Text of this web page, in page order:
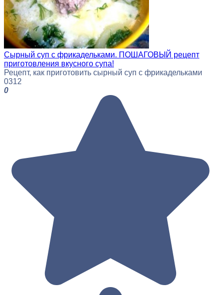
Сырный суп с фрикадельками. ПОШАГОВЫЙ рецепт
приготовления вкусного супа!
Рецепт, как приготовить сырный суп с фрикадельками
0312
0